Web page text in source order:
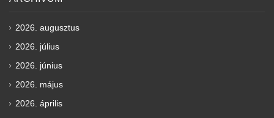
2026. augusztus
2026. július
2026. június
2026. május
2026. április